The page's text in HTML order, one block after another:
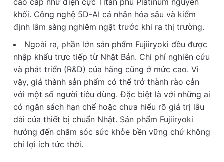
khối. Công nghệ 5D-AI cá nhân hóa sâu và kiểm
định lâm sàng nghiêm ngặt trước khi ra thị trường.
Ngoài ra, phần lớn sản phẩm Fujiiryoki đều được
nhập khẩu trực tiếp từ Nhật Bản. Chi phí nghiên cứu
và phát triển (R&D) của hãng cũng ở mức cao. Vì
vậy, giá thành sản phẩm có thể trở thành rào cản
với một số người tiêu dùng. Đặc biệt là với những ai
có ngân sách hạn chế hoặc chưa hiểu rõ giá trị lâu
dài của thiết bị chuẩn Nhật. Sản phẩm Fujiiryoki
hướng đến chăm sóc sức khỏe bền vững chứ không
chỉ lợi ích tức thời.